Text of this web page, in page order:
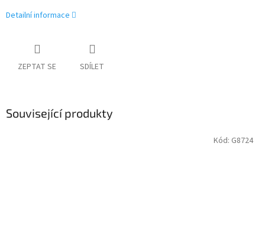
Detailní informace
ZEPTAT SE SDÍLET
Související produkty
Kód: G8724